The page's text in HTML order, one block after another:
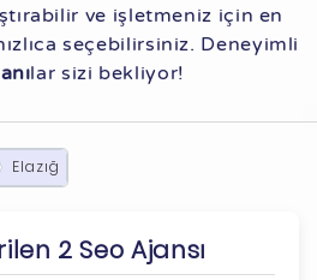
ve işletmeniz için en
seçebilirsiniz. Deneyimli
lar sizi bekliyor!
Elazığ
2 Seo Ajansı